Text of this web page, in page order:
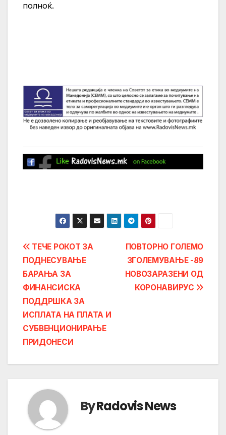
полноќ.
Post
navigation
ПОВТОРНО ГОЛЕМО
ЗГОЛЕМУВАЊЕ -89
НОВОЗАРАЗЕНИ ОД
КОРОНАВИРУС
ТЕЧЕ РОКОТ ЗА
ПОДНЕСУВАЊЕ
БАРАЊА ЗА
ФИНАНСИСКА
ПОДДРШКА ЗА
ИСПЛАТА НА ПЛАТА И
СУБВЕНЦИОНИРАЊЕ
ПРИДОНЕСИ
ByRadovis News